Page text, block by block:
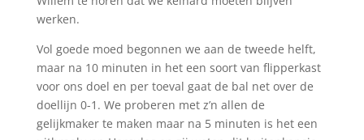
werken.
Vol goede moed begonnen we aan de tweede helft,
maar na 10 minuten in het een soort van flipperkast
voor ons doel en per toeval gaat de bal net over de
doellijn 0-1. We proberen met z’n allen de
gelijkmaker te maken maar na 5 minuten is het een